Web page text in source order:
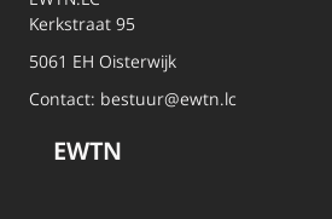
Kerkstraat 95
5061 EH Oisterwijk
Contact: bestuur@ewtn.lc
EWTN